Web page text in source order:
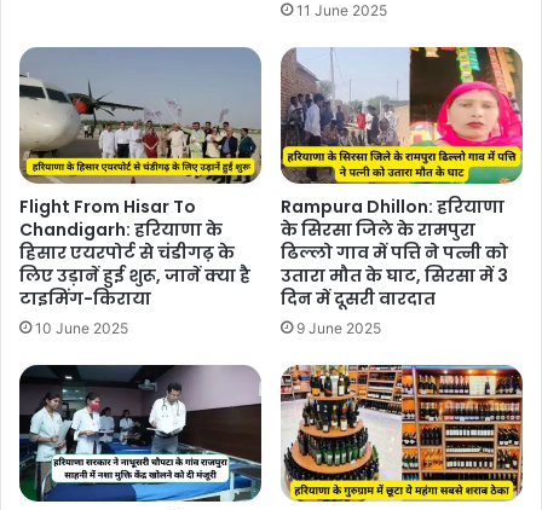
11 June 2025
Flight From Hisar To
Chandigarh: हरियाणा के
हिसार एयरपोर्ट से चंडीगढ़ के
लिए उड़ानें हुई शुरू, जानें क्या है
टाइमिंग-किराया
10 June 2025
Rampura Dhillon: हरियाणा
के सिरसा जिले के रामपुरा
ढिल्लो गाव में पत्ति ने पत्नी को
उतारा मौत के घाट, सिरसा में 3
दिन में दूसरी वारदात
9 June 2025